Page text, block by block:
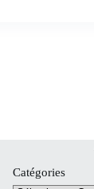
Catégories